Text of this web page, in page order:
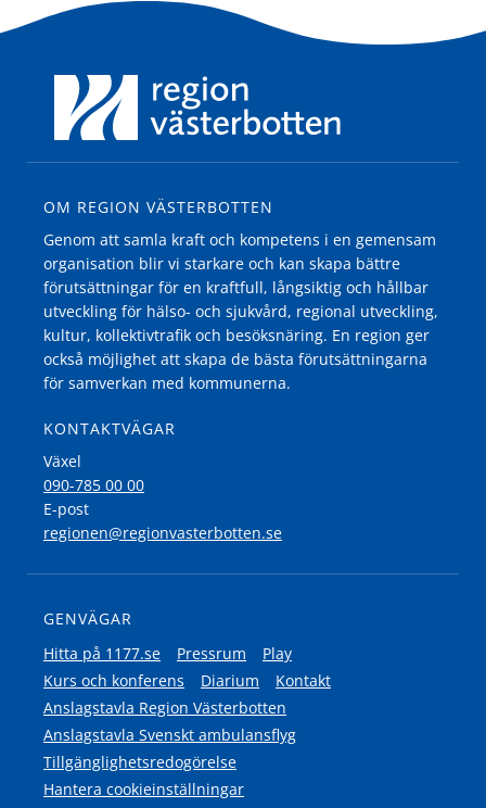
OM REGION VÄSTERBOTTEN
Genom att samla kraft och kompetens i en gemensam
organisation blir vi starkare och kan skapa bättre
förutsättningar för en kraftfull, långsiktig och hållbar
utveckling för hälso- och sjukvård, regional utveckling,
kultur, kollektivtrafik och besöksnäring. En region ger
också möjlighet att skapa de bästa förutsättningarna
för samverkan med kommunerna.
KONTAKTVÄGAR
Växel
090-785 00 00
E-post
regionen@regionvasterbotten.se
GENVÄGAR
Hitta på 1177.se
Pressrum
Play
Kurs och konferens
Diarium
Kontakt
Anslagstavla Region Västerbotten
Anslagstavla Svenskt ambulansflyg
Tillgänglighetsredogörelse
Hantera cookieinställningar